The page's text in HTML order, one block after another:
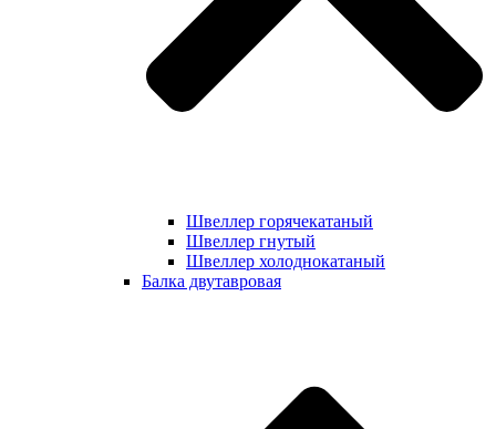
Швеллер горячекатаный
Швеллер гнутый
Швеллер холоднокатаный
Балка двутавровая